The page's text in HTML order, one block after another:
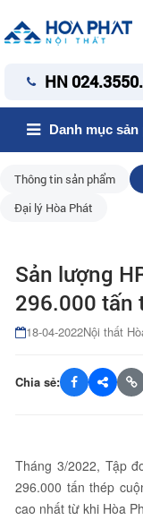
HN
Danh mục sản
Thông tin sản phẩm
Đại lý Hòa Phát
Sản lượng
296.000 tấn
18-04-2022Nội thất
Chia sẻ:
Tháng 3/2022, Tập
296.000 tấn thép
cao nhất từ khi Hòa